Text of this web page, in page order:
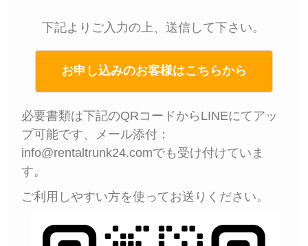
下記よりご入力の上、送信して下さい。
お申し込みのお客様はこちらから
必要書類は下記のQRコードからLINEにてアッ
プ可能です、メール添付：
info@rentaltrunk24.comでも受け付けていま
す。
ご利用しやすい方を使ってお送りください。